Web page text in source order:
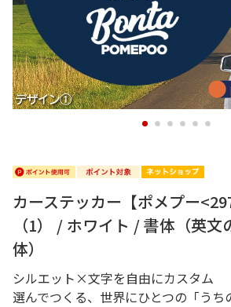
1 2 3 4 5 6
カーステッカー【ポメプー
（1） / ホワイト / 書体（英
体）
シルエット×文字を自由にカスタム
選んでつくる、世界にひとつの「うち